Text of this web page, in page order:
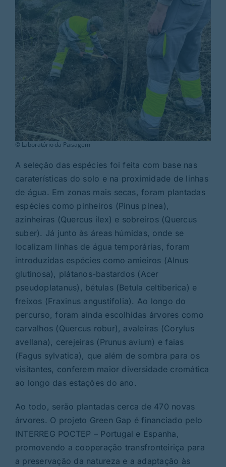
© Laboratório da Paisagem
A seleção das espécies foi feita com base nas
caraterísticas do solo e na proximidade de linhas
de água. Em zonas mais secas, foram plantadas
espécies como pinheiros (Pinus pinea),
azinheiras (Quercus ilex) e sobreiros (Quercus
suber). Já junto às áreas húmidas, onde se
localizam linhas de água temporárias, foram
introduzidas espécies como amieiros (Alnus
glutinosa), plátanos-bastardos (Acer
pseudoplatanus), bétulas (Betula celtiberica) e
freixos (Fraxinus angustifolia). Ao longo do
percurso, foram ainda escolhidas árvores como
carvalhos (Quercus robur), avaleiras (Corylus
avellana), cerejeiras (Prunus avium) e faias
(Fagus sylvatica), que além de sombra para os
visitantes, conferem maior diversidade cromática
ao longo das estações do ano.
Ao todo, serão plantadas cerca de 470 novas
árvores. O projeto Green Gap é financiado pelo
INTERREG POCTEP – Portugal e Espanha,
promovendo a cooperação transfronteiriça para
a preservação da natureza e a adaptação às